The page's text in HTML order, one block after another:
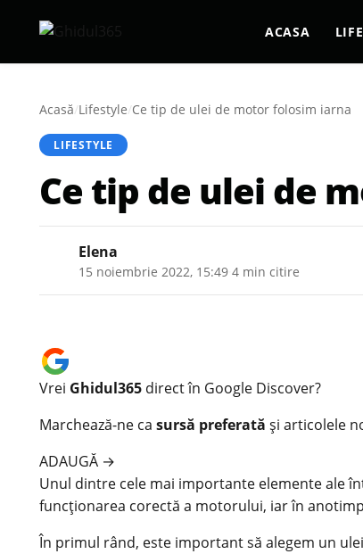
ACASA
Acasă/Lifestyle/Ce tip de ulei de motor folosim iarna
LIFESTYLE
Ce tip de ulei de
Elena
15 noiembrie 2022, 15:49 4 min citire
Vrei Ghidul365 direct în Google Discover?
Marchează-ne ca sursă preferată și articolele
ADAUGĂ →
Unul dintre cele mai importante elemente ale
funcționarea corectă a motorului, iar în
În primul rând, este important să alegem un